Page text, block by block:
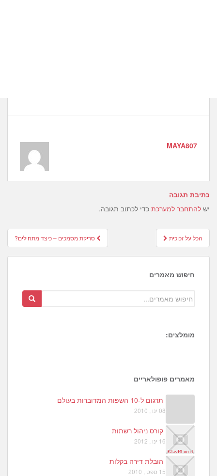
MAYA807
כתיבת תגובה
יש להתחבר למערכת כדי לכתוב תגובה.
Post
navigation
סריקת מסמכים – כיצד מתחילים? הכל על זכוכית
חיפוש מאמרים
מומלצים:
4
מאמרים פופולאריים
תרגום ל-10 השפות המדוברות בעולם
08 ינו , 2010
קורס ניהול רשתות
16 ינו , 2012
הובלת דירה בקלות
15 ספט , 2010